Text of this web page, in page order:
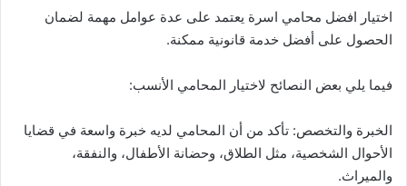
اختيار افضل محامي اسرة يعتمد على عدة عوامل مهمة لضمان
الحصول على أفضل خدمة قانونية ممكنة.
فيما يلي بعض النصائح لاختيار المحامي الأنسب:
الخبرة والتخصص: تأكد من أن المحامي لديه خبرة واسعة في قضايا
الأحوال الشخصية، مثل الطلاق، وحضانة الأطفال، والنفقة،
والميراث.